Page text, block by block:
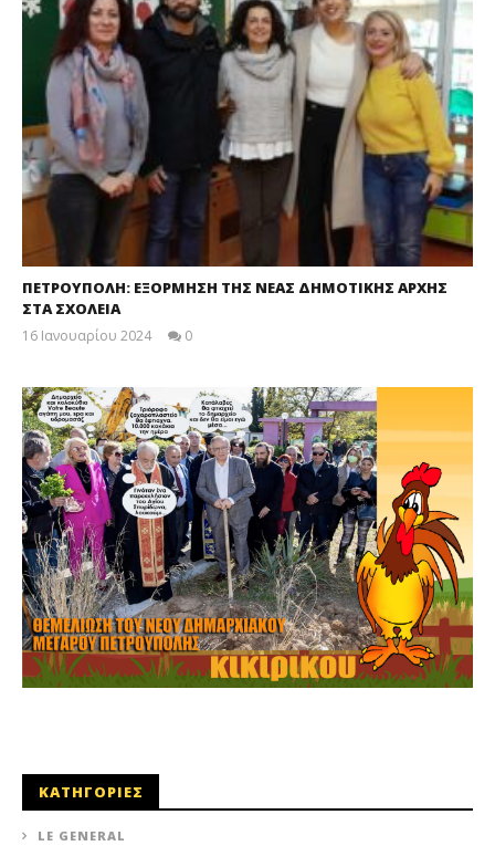
ΠΕΤΡΟΥΠΟΛΗ: ΕΞΟΡΜΗΣΗ ΤΗΣ ΝΕΑΣ ΔΗΜΟΤΙΚΗΣ ΑΡΧΗΣ
ΣΤΑ ΣΧΟΛΕΙΑ
16 Ιανουαρίου 2024
0
ΚΑΤΗΓΟΡΙΕΣ
LE GENERAL